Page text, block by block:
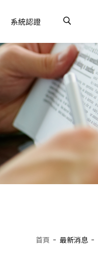
系統認證
污染防制
態環保
安全衛生管理
管理
質管理
首頁 最新消息